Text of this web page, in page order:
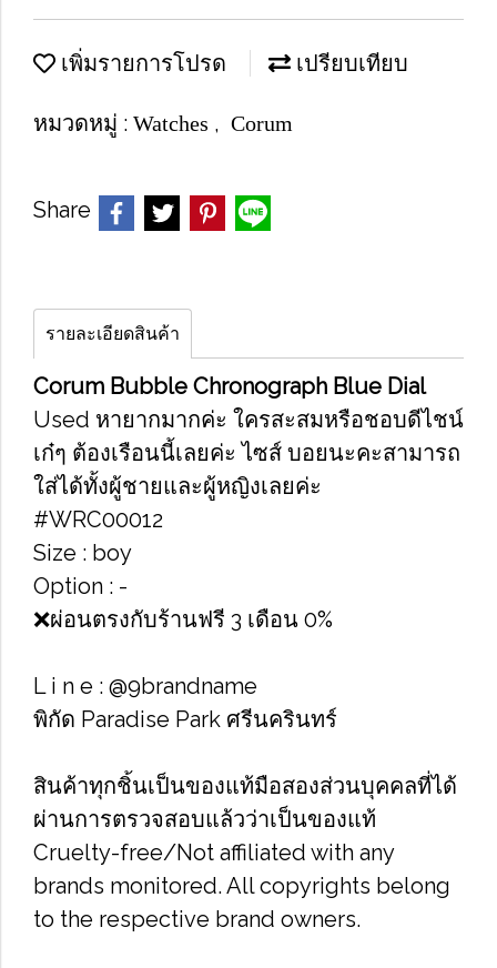
เพิ่มรายการโปรด เปรียบเทียบ
หมวดหมู่ : Watches , Corum
Share
รายละเอียดสินค้า
Corum Bubble Chronograph Blue Dial
Used หายากมากค่ะ ใครสะสมหรือชอบดีไชน์
เก๋ๆ ต้องเรือนนี้เลยค่ะ ไซส์ บอยนะคะสามารถ
ใส่ได้ทั้งผู้ชายและผู้หญิงเลยค่ะ
#WRC00012
Size : boy
Option : -
❌ผ่อนตรงกับร้านฟรี 3 เดือน 0%
L i n e : @9brandname
พิกัด Paradise Park ศรีนครินทร์
สินค้าทุกชิ้นเป็นของแท้มือสองส่วนบุคคลที่ได้
ผ่านการตรวจสอบแล้วว่าเป็นของแท้
Cruelty-free/Not affiliated with any
brands monitored. All copyrights belong
to the respective brand owners.